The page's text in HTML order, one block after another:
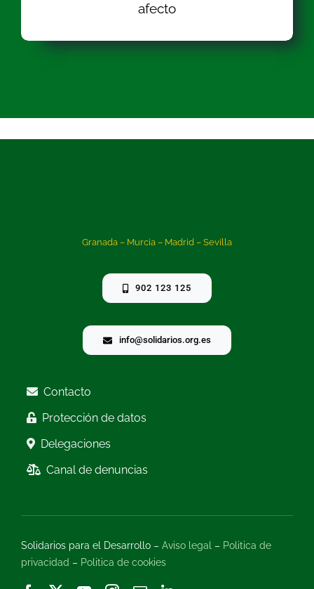
afecto
Granada – Murcia – Madrid – Sevilla
902 123 125
info@solidarios.org.es
Contacto
Protección de datos
Delegaciones
Canal de denuncias
Solidarios para el Desarrollo – Aviso legal – Politica de
privacidad – Politica de cookies